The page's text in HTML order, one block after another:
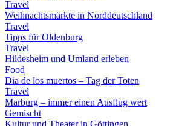
Travel
Weihnachtsmärkte in Norddeutschland
Travel
Tipps für Oldenburg
Travel
Hildesheim und Umland erleben
Food
Dia de los muertos – Tag der Toten
Travel
Marburg – immer einen Ausflug wert
Gemischt
Kultur und Theater in Göttingen